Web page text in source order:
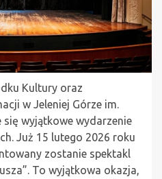
Kultury oraz
w Jeleniej Górze im.
wyjątkowe wydarzenie
Już 15 lutego 2026 roku
zostanie spektakl
To wyjątkowa okazja,